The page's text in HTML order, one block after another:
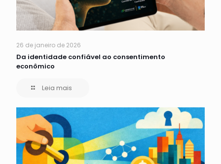
26 de janeiro de 2026
Da identidade confiável ao consentimento
econômico
Leia mais